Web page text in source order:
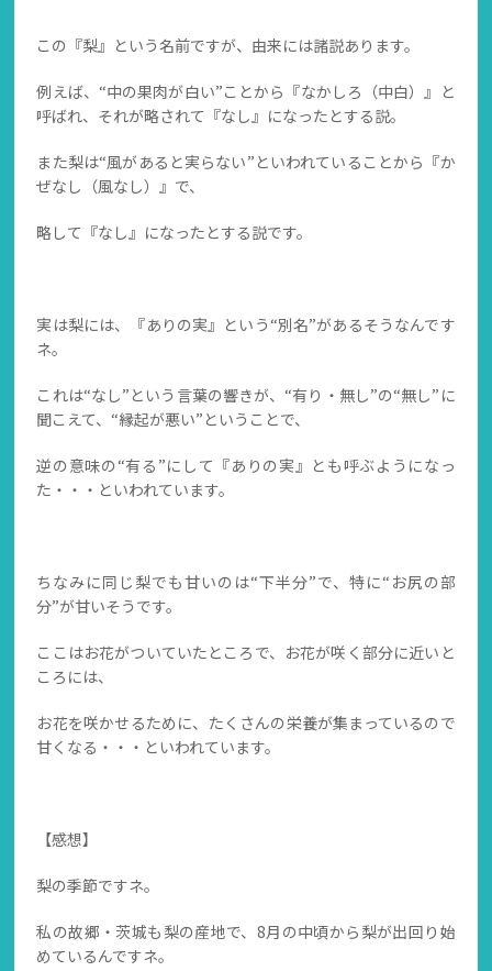
この『梨』という名前ですが、由来には諸説あります。
例えば、“中の果肉が白い”ことから『なかしろ（中白）』と
呼ばれ、それが略されて『なし』になったとする説。
また梨は“風があると実らない”といわれていることから『か
ぜなし（風なし）』で、
略して『なし』になったとする説です。
実は梨には、『ありの実』という“別名”があるそうなんです
ネ。
これは“なし”という言葉の響きが、“有り・無し”の“無し”に
聞こえて、“縁起が悪い”ということで、
逆の意味の“有る”にして『ありの実』とも呼ぶようになっ
た・・・といわれています。
ちなみに同じ梨でも甘いのは“下半分”で、特に“お尻の部
分”が甘いそうです。
ここはお花がついていたところで、お花が咲く部分に近いと
ころには、
お花を咲かせるために、たくさんの栄養が集まっているので
甘くなる・・・といわれています。
【感想】
梨の季節ですネ。
私の故郷・茨城も梨の産地で、8月の中頃から梨が出回り始
めているんですネ。